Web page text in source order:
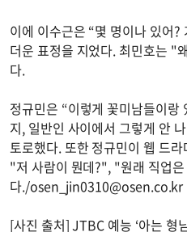
이에 이수근은 “몇 명이나 있어
더운 표정을 지었다. 최민호는 "
다.
정규민은 “이렇게 꽃미남들이랑
지, 일반인 사이에서 그렇게 안
토로했다. 또한 정규민이 웹 드
"저 사람이 뭔데?", "원래 직업
다./osen_jin0310@osen.co.kr
[사진 출처] JTBC 예능 ‘아는 형